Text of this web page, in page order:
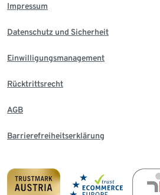
Impressum
Datenschutz und Sicherheit
Einwilligungsmanagement
Rücktrittsrecht
AGB
Barrierefreiheitserklärung